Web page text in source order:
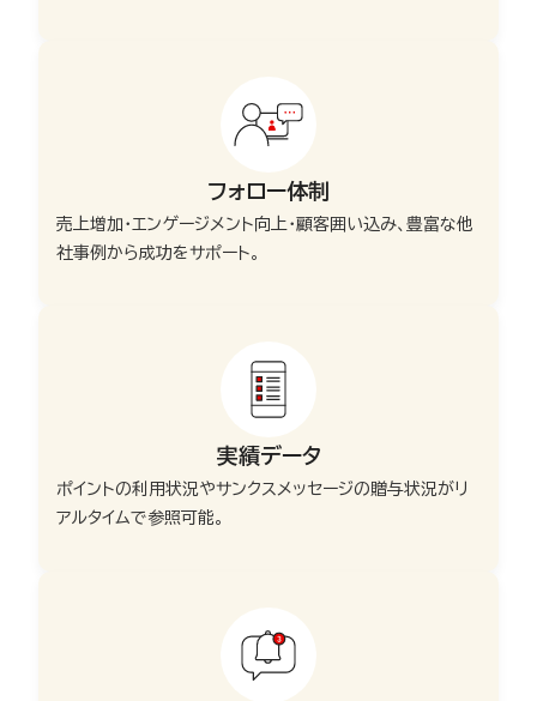
フォロー体制
売上増加・エンゲージメント向上・顧客囲い込み、豊富な他
社事例から成功をサポート。
実績データ
ポイントの利用状況やサンクスメッセージの贈与状況がリ
アルタイムで参照可能。